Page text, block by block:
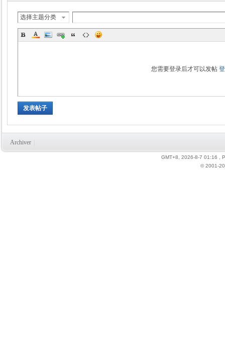
选择主题分类
您需要登录后才可以发帖
发表帖子
Archiver
GMT+8, 2026-8-7 01:16
,
© 2001-